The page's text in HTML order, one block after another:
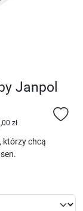
Janpol
zł
którzy chcą